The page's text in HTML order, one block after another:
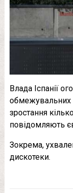
Влада Іспанії
обмежувальних
зростання
повідомляють
Зокрема,
дискотеки.